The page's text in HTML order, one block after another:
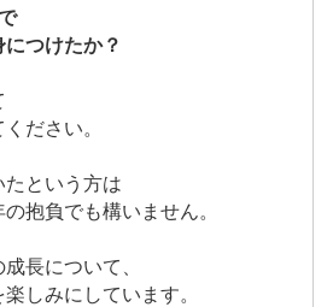
つけたか？
ださい。
という方は
抱負でも構いません。
長について、
しみにしています。